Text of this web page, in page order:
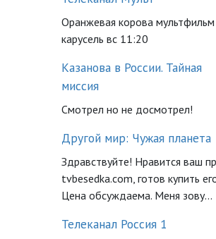
Оранжевая корова мультфильм
карусель вс 11:20
Казанова в России. Тайная
миссия
Смотрел но не досмотрел!
Другой мир: Чужая планета
Здравствуйте! Нравится ваш
tvbesedka.com, готов купить
Цена обсуждаема. Меня зову...
Телеканал Россия 1